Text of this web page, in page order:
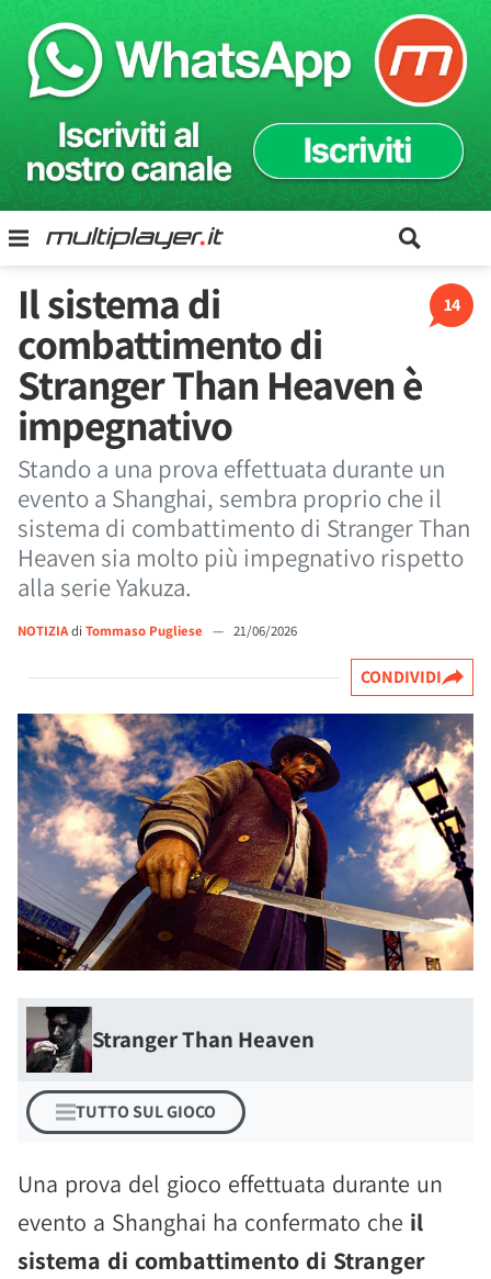
14
Il sistema di
combattimento di
Stranger Than Heaven è
impegnativo
Stando a una prova effettuata durante un
evento a Shanghai, sembra proprio che il
sistema di combattimento di Stranger Than
Heaven sia molto più impegnativo rispetto
alla serie Yakuza.
NOTIZIAdi Tommaso Pugliese — 21/06/2026
CONDIVIDI
Stranger Than Heaven
TUTTO SUL GIOCO
Una prova del gioco effettuata durante un
evento a Shanghai ha confermato che il
sistema di combattimento di Stranger